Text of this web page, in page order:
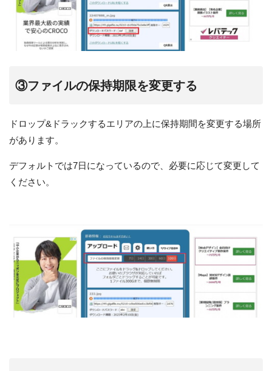
③ファイルの保持期限を変更する
ドロップ&ドラックするエリアの上に保持期間を変更する場所
があります。
デフォルトでは7日になっているので、必要に応じて変更して
ください。